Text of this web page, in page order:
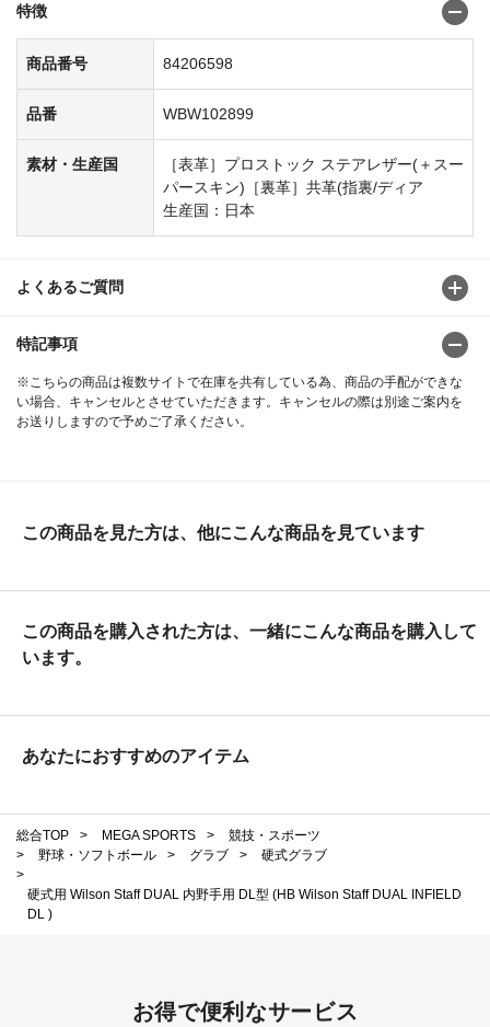
特徴
商品番号 84206598
品番 WBW102899
素材・生産国
［表革］プロストック ステアレザー(＋スー
パースキン)［裏革］共革(指裏/ディア
生産国：日本
よくあるご質問
特記事項
※こちらの商品は複数サイトで在庫を共有している為、商品の手配ができな
い場合、キャンセルとさせていただきます。キャンセルの際は別途ご案内を
お送りしますので予めご了承ください。
この商品を見た方は、他にこんな商品を見ています
この商品を購入された方は、一緒にこんな商品を購入して
います。
あなたにおすすめのアイテム
総合TOP > MEGA SPORTS >
競技・スポーツ
>
野球・ソフトボール > グラブ >
硬式グラブ
>
硬式用 Wilson Staff DUAL 内野手用 DL型 (HB Wilson Staff DUAL INFIELD
DL )
お得で便利なサービス